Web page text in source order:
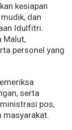
kesiapan
dan
Idulfitri.
Malut,
personel yang
serta
pos,
masyarakat.